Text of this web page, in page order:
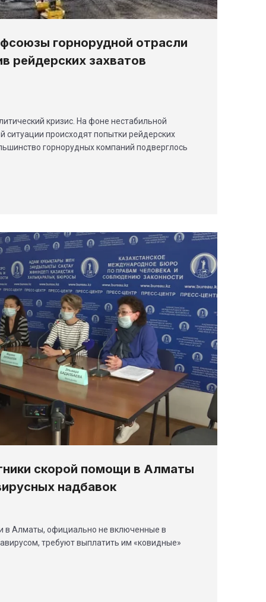
горнорудной отрасли
рейдерских захватов
кризис. На фоне нестабильной
ситуации происходят попытки рейдерских
горнорудных компаний подверглось
скорой помощи в Алматы
надбавок
в Алматы, официально не включенные в
требуют выплатить им «ковидные»